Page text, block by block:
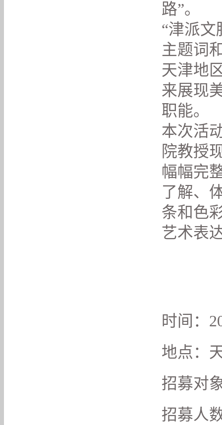
路”。
“津派文
主题词
天津地
来展现
职能。
本次活
院教授
幅幅完
了解、
条和色
艺术表
时间：
地点：
招募对
招募人